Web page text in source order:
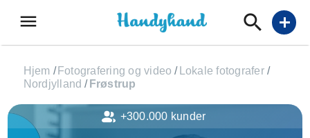
menu add
Hjem / Fotografering og video / Lokale fotografer /
Nordjylland / Frøstrup
+300.000 kunder